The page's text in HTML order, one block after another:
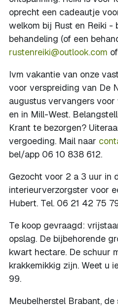
oprecht een cadeautje
welkom bij Rust en Reiki -
behandeling (of een
rustenreiki@outlook.com
Ivm vakantie van onze
voor verspreiding van De
augustus vervangers
en in Mill-West.
Krant te bezorgen?
vergoeding. Mail naar
bel/app 06 10 838 612.
Gezocht voor 2 a 3 uur in
interieurverzorgster voor
Hubert. Tel. 06 21 42 75
Te koop gevraagd:
opslag. De bijbehorende
kwart hectare. De schuur
krakkemikkig zijn. Weet u
99.
Meubelherstel Brabant, de